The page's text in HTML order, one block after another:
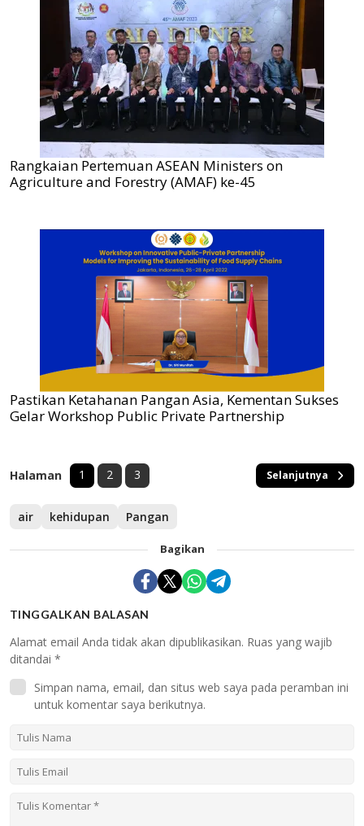
Rangkaian Pertemuan ASEAN Ministers on
Agriculture and Forestry (AMAF) ke-45
Pastikan Ketahanan Pangan Asia, Kementan Sukses
Gelar Workshop Public Private Partnership
Halaman 1 2 3 Selanjutnya
air kehidupan Pangan
Bagikan
TINGGALKAN BALASAN
Alamat email Anda tidak akan dipublikasikan. Ruas yang wajib
ditandai *
Simpan nama, email, dan situs web saya pada peramban ini
untuk komentar saya berikutnya.